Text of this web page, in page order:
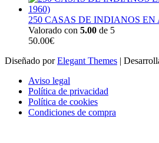
250 CASAS DE INDIANOS EN
Valorado con 5.00 de 5
50.00€
Diseñado porElegant Themes |
Aviso legal
Política de privacidad
Política de cookies
Condiciones de compra